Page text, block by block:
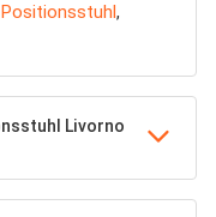
Positionsstuhl,
Livorno